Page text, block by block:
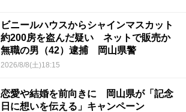
ビニールハウスからシャインマスカット
約200房を盗んだ疑い ネットで販売か
無職の男（42）逮捕 岡山県警
2026/8/8(土)18:15
恋愛や結婚を前向きに 岡山県が「記念
日に想いを伝える」キャンペーン